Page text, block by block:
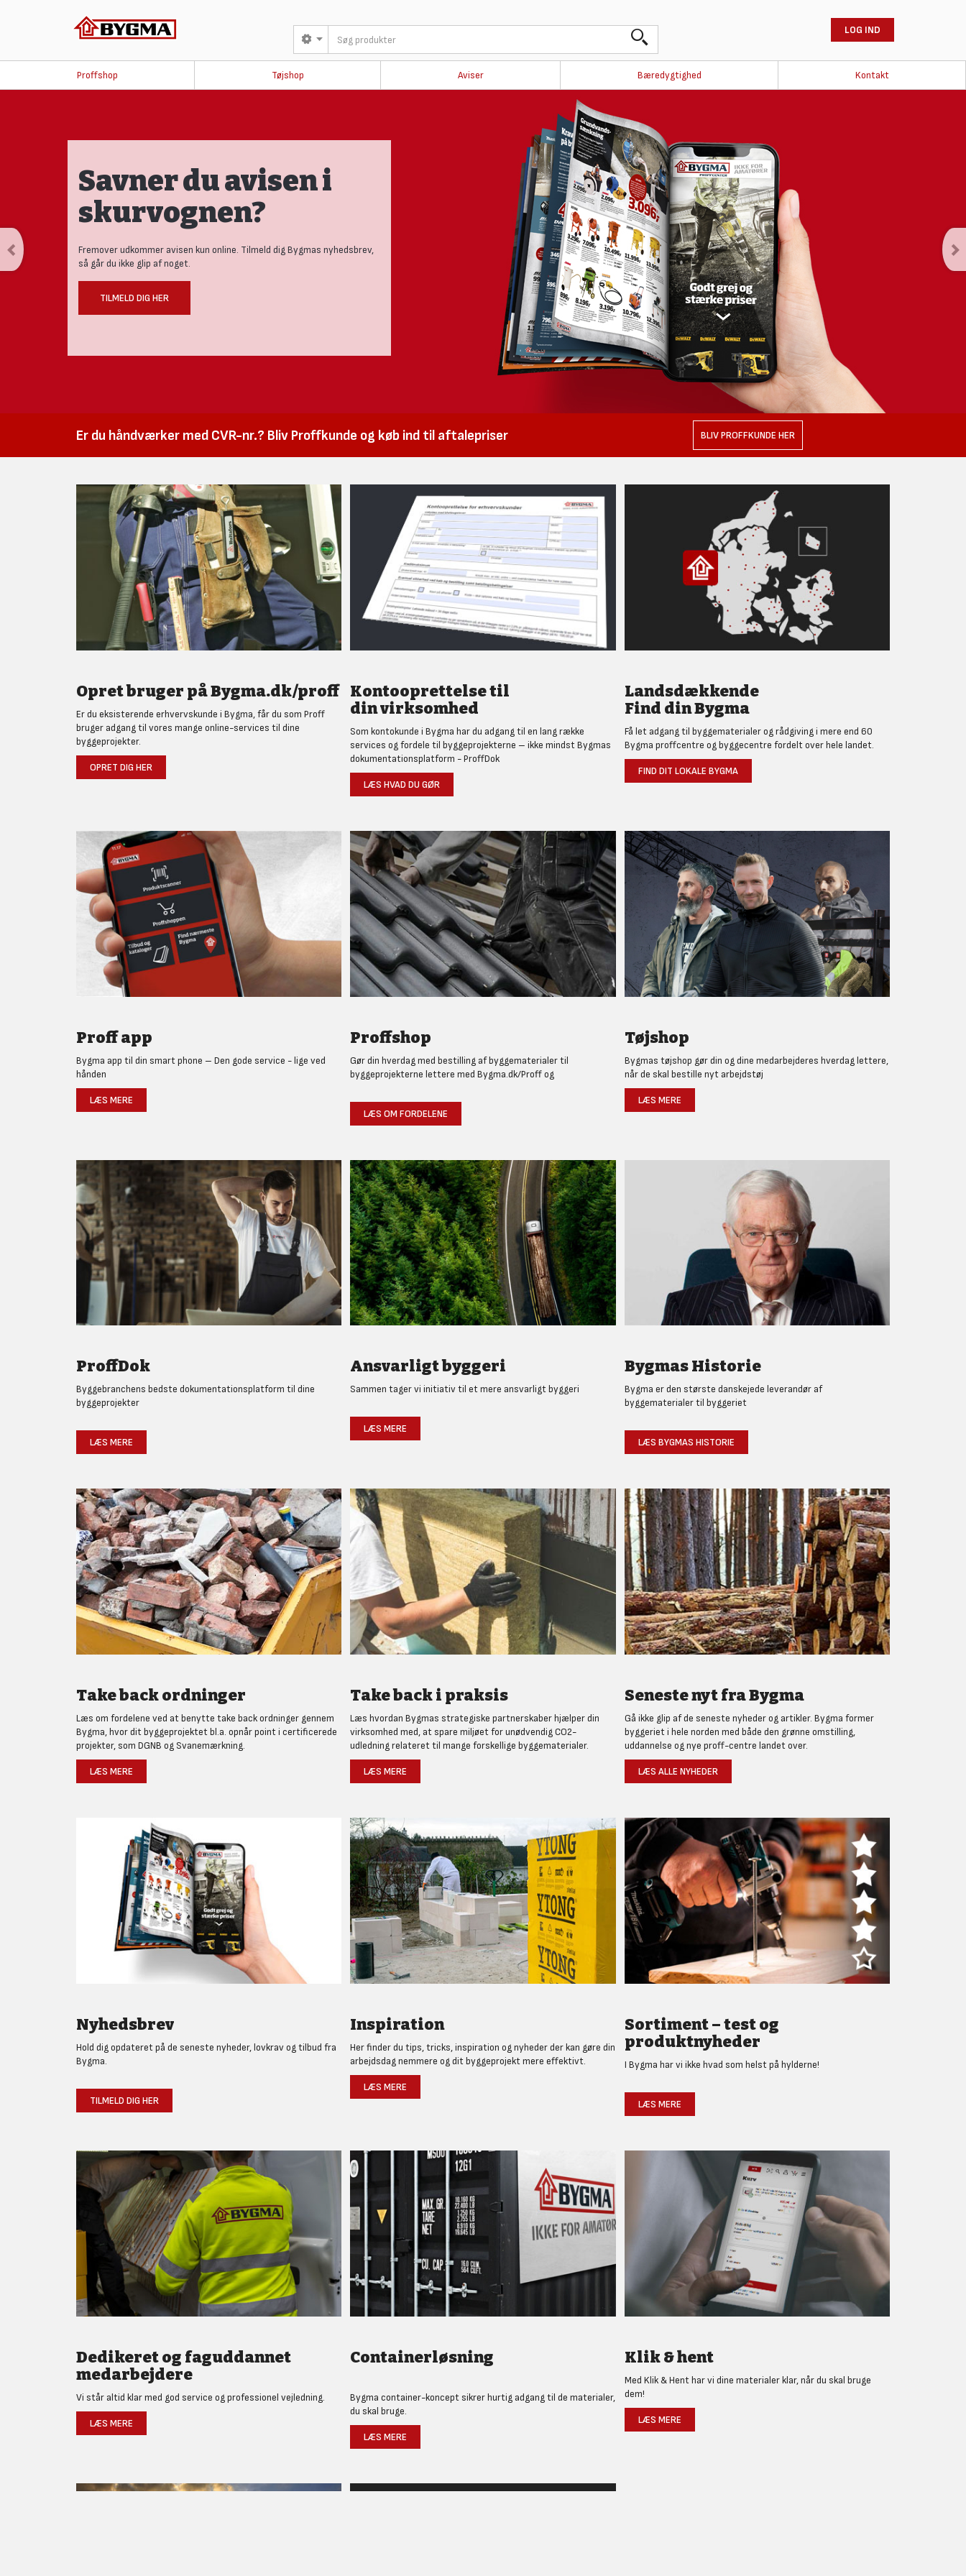
LOG IND
Proffshop Tøjshop Aviser Bæredygtighed Kontakt
Savner du avisen i
skurvognen?
Fremover udkommer avisen kun online. Tilmeld dig Bygmas nyhedsbrev,
så går du ikke glip af noget.
TILMELD DIG HER
Er du håndværker med CVR-nr.? Bliv Proffkunde og køb ind til aftalepriser BLIV PROFFKUNDE HER
Opret bruger på Bygma.dk/proff
Er du eksisterende erhvervskunde i Bygma, får du som Proff
bruger adgang til vores mange online-services til dine
byggeprojekter.
OPRET DIG HER
Kontooprettelse til
din virksomhed
Som kontokunde i Bygma har du adgang til en lang række
services og fordele til byggeprojekterne – ikke mindst Bygmas
dokumentationsplatform - ProffDok
LÆS HVAD DU GØR
Landsdækkende
Find din Bygma
Få let adgang til byggematerialer og rådgiving i mere end 60
Bygma proffcentre og byggecentre fordelt over hele landet.
FIND DIT LOKALE BYGMA
Proff app
Bygma app til din smart phone – Den gode service - lige ved
hånden
LÆS MERE
Proffshop
Gør din hverdag med bestilling af byggematerialer til
byggeprojekterne lettere med Bygma.dk/Proff og
LÆS OM FORDELENE
Tøjshop
Bygmas tøjshop gør din og dine medarbejderes hverdag lettere,
når de skal bestille nyt arbejdstøj
LÆS MERE
ProffDok
Byggebranchens bedste dokumentationsplatform til dine
byggeprojekter
LÆS MERE
Ansvarligt byggeri
Sammen tager vi initiativ til et mere ansvarligt byggeri
LÆS MERE
Bygmas Historie
Bygma er den største danskejede leverandør af
byggematerialer til byggeriet
LÆS BYGMAS HISTORIE
Take back ordninger
Læs om fordelene ved at benytte take back ordninger gennem
Bygma, hvor dit byggeprojektet bl.a. opnår point i certificerede
projekter, som DGNB og Svanemærkning.
LÆS MERE
Take back i praksis
Læs hvordan Bygmas strategiske partnerskaber hjælper din
virksomhed med, at spare miljøet for unødvendig CO2-
udledning relateret til mange forskellige byggematerialer.
LÆS MERE
Seneste nyt fra Bygma
Gå ikke glip af de seneste nyheder og artikler. Bygma former
byggeriet i hele norden med både den grønne omstilling,
uddannelse og nye proff-centre landet over.
LÆS ALLE NYHEDER
Nyhedsbrev
Hold dig opdateret på de seneste nyheder, lovkrav og tilbud fra
Bygma.
TILMELD DIG HER
Inspiration
Her finder du tips, tricks, inspiration og nyheder der kan gøre din
arbejdsdag nemmere og dit byggeprojekt mere effektivt.
LÆS MERE
Sortiment – test og
produktnyheder
I Bygma har vi ikke hvad som helst på hylderne!
LÆS MERE
Dedikeret og faguddannet
medarbejdere
Vi står altid klar med god service og professionel vejledning.
LÆS MERE
Containerløsning
Bygma container-koncept sikrer hurtig adgang til de materialer,
du skal bruge.
LÆS MERE
Klik & hent
Med Klik & Hent har vi dine materialer klar, når du skal bruge
dem!
LÆS MERE